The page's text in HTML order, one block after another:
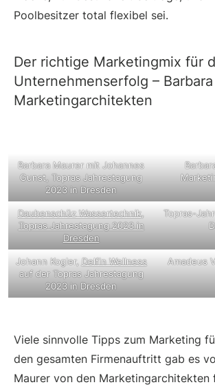
Poolbesitzer total flexibel sei.
Der richtige Marketingmix für
Unternehmenserfolg –
Marketingarchitekten
Barbara Maurer mit Johannes
Gunst, Topras Jahrestagung
2023 in Dresden
Daubenschüz Wassertechnik,
Topras Jahrestagung 2023 in
Dresden
Topras-
Johann Kogler, Delfin Wellness
auf der Topras Jahrestagung
2023 in Dresden
Amadeus
Viele sinnvolle Tipps zum Marketing
den gesamten Firmenauftritt gab es
Maurer von den Marketingarchitekten